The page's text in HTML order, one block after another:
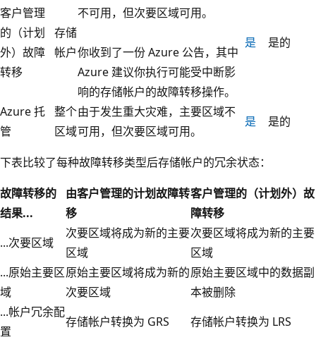
客户管理
的（计划
外）故障
转移
存储
帐户
不可用，但次要区域可用。
你收到了一份 Azure 公告，其中
Azure 建议你执行可能受中断影
响的存储帐户的故障转移操作。
是 是的
Azure 托
管
整个
区域
由于发生重大灾难，主要区域不
可用，但次要区域可用。
是 是的
下表比较了每种故障转移类型后存储帐户的冗余状态：
故障转移的
结果...
由客户管理的计划故障转
移
客户管理的（计划外）故
障转移
...次要区域
次要区域将成为新的主要
区域
次要区域将成为新的主要
区域
...原始主要区
域
原始主要区域将成为新的
次要区域
原始主要区域中的数据副
本被删除
...帐户冗余配
置
存储帐户转换为 GRS
存储帐户转换为 LRS